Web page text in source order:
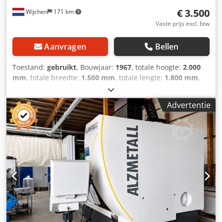
Wijchen 171 km € 3.500
Vaste prijs excl. btw
Aanvragen Bellen
Toestand: gebruikt, Bouwjaar: 1967, totale hoogte: 2.000
mm, totale breedte: 1.500 mm, totale lengte: 1.800 mm,
Kleur: Grijs Ledig gewicht: 3.000 kg - Bouwjaar: 1967 -
Documentatie aanwezig: Ja - CE certificaat aanwezig: Nee -
Serienummer: 2166 - Aansturing: Conventioneel -
Horizontaal/verticaal: Verticaal Dodpfx Ansyym Rijkjkr -
Vermogen [kW]: 4.5 - Aantal assen [st.]: 3 - X-as
verplaatsing [mm]: 900 - Y-as verplaatsing [mm]: 220 - Z-as
verplaatsing [mm]: 380 - B-as rotatie [°]: 360 - Tafellengte
[mm]: 1300 - Tafelbreedte [mm]: 300 -
Gereedschapsopname: ISO40 - Hoofdspindelvermogen
[kW]: 3.5 - Min. spindelsnelheid [rpm]: 40 - Max.
spindelsnelheid [rpm]: 1360 - Transportafmetingen:
1800mm x 1500mm x 2000mm (l x b x h) -
Transportgewicht [kg]: 3000kg - Transportcolli [st.]: 1
Advertentie